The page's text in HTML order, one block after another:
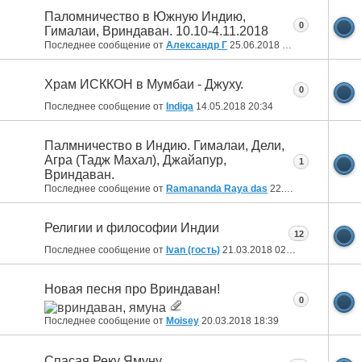
Паломничество в Южную Индию,
Гималаи, Вриндаван. 10.10-4.11.2018
Последнее сообщение от Александр Г 25.06.2018 18:07
0
Храм ИСККОН в Мумбаи - Джуху.
Последнее сообщение от Indiga 14.05.2018 20:34
0
Палмничество в Индию. Гималаи, Дели,
Агра (Тадж Махал), Джайапур,
Вриндаван.
Последнее сообщение от Ramananda Raya das 22.04.2018
1
Религии и философии Индии
Последнее сообщение от Ivan (гость) 21.03.2018 02:30
12
Новая песня про Вриндаван!
Последнее сообщение от Moisey 20.03.2018 18:39
0